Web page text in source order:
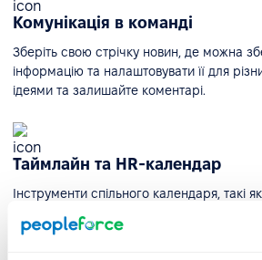
Комунікація в команді
Зберіть свою стрічку новин, де можна
інформацію та налаштовувати її для
ідеями та залишайте коментарі.
Таймлайн та HR-календар
Інструменти спільного календаря, такі
дозволять вам швидко побачити, хто з
якої причини, а також дізнатися про